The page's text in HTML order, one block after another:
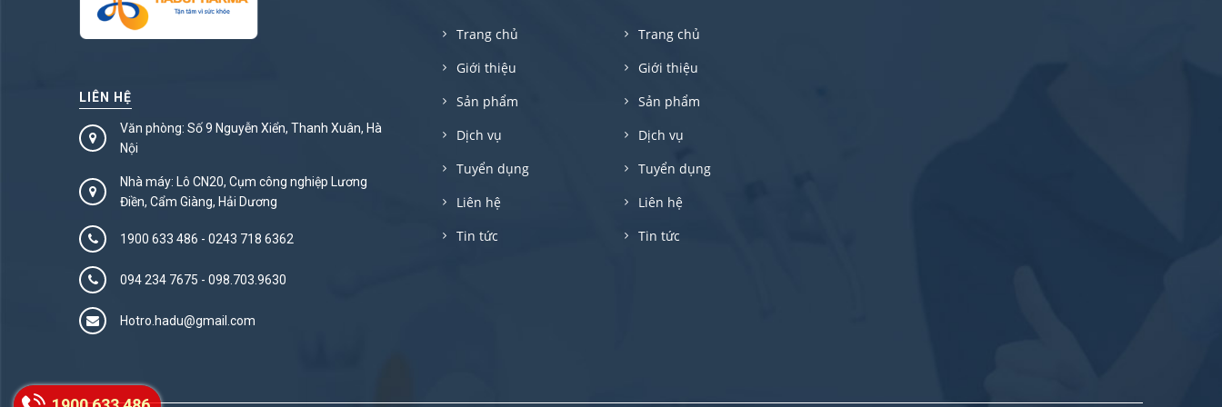
LIÊN HỆ
Văn phòng: Số 9 Nguyễn Xiển, Thanh Xuân, Hà
Nội
Nhà máy: Lô CN20, Cụm công nghiệp Lương
Điền, Cẩm Giàng, Hải Dương
1900 633 486 - 0243 718 6362
094 234 7675‬ - 098.703.9630
Hotro.hadu@gmail.com
Trang chủ
Giới thiệu
Sản phẩm
Dịch vụ
Tuyển dụng
Liên hệ
Tin tức
Trang chủ
Giới thiệu
Sản phẩm
Dịch vụ
Tuyển dụng
Liên hệ
Tin tức